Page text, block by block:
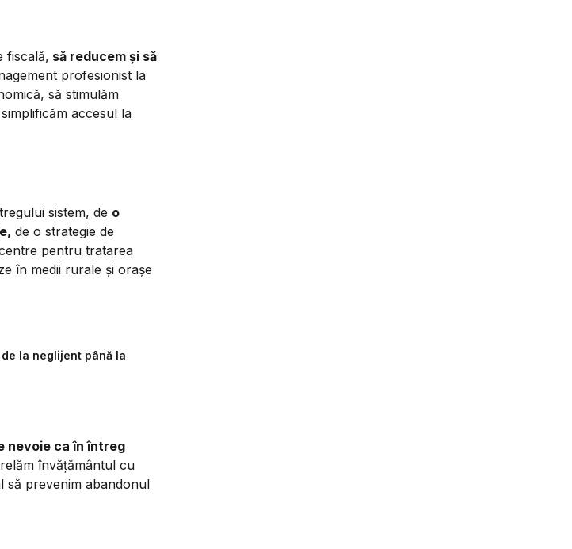
fiscală, să reducem și să
profesionist la
să stimulăm
accesul la
sistem, de o
de o strategie de
pentru tratarea
în medii rurale și orașe
la neglijent până la
nevoie ca în întreg
învățământul cu
să prevenim abandonul